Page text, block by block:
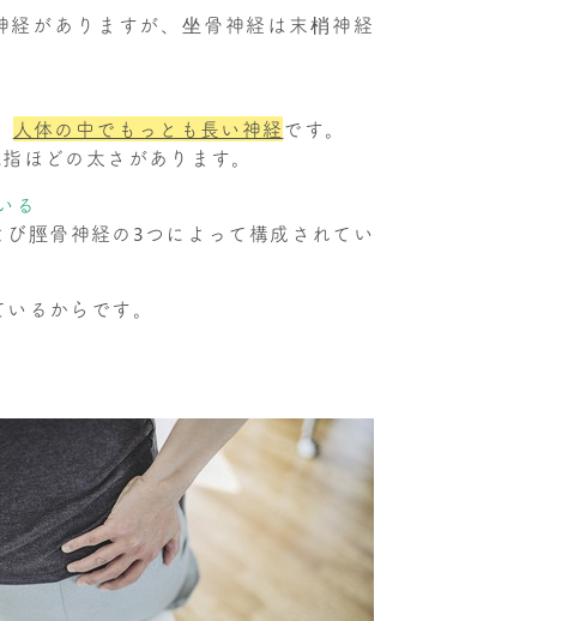
経がありますが、坐骨神経は末梢神経
人体の中でもっとも長い神経です。
ほどの太さがあります。
る
脛骨神経の3つによって構成されてい
るからです。